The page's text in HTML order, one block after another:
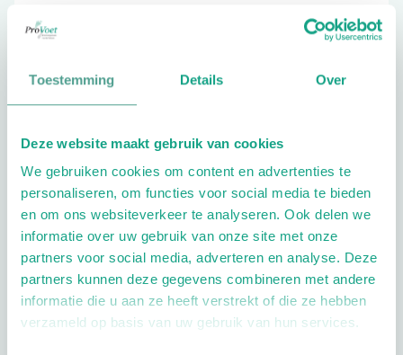
Toestemming Details Over
Deze website maakt gebruik van cookies
We gebruiken cookies om content en advertenties te
personaliseren, om functies voor social media te bieden
en om ons websiteverkeer te analyseren. Ook delen we
informatie over uw gebruik van onze site met onze
partners voor social media, adverteren en analyse. Deze
partners kunnen deze gegevens combineren met andere
informatie die u aan ze heeft verstrekt of die ze hebben
verzameld op basis van uw gebruik van hun services.
Extra opties
Openingstijden